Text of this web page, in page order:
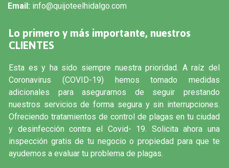
Email: info@quijoteelhidalgo.com
Lo primero y más importante, nuestros
CLIENTES
Esta es y ha sido siempre nuestra prioridad. A raíz del
Coronavirus (COVID-19) hemos tomado medidas
adicionales para asegurarnos de seguir prestando
nuestros servicios de forma segura y sin interrupciones.
Ofreciendo tratamientos de control de plagas en tu ciudad
y desinfección contra el Covid- 19. Solicita ahora una
inspección gratis de tu negocio o propiedad para que te
ayudemos a evaluar tu problema de plagas.